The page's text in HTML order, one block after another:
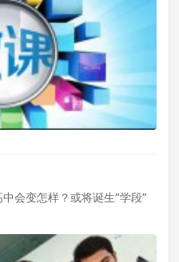
会变怎样？或将诞生“学段”